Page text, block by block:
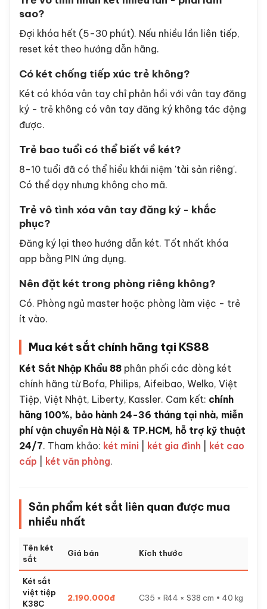
sao?
Đợi khóa hết (5-30 phút). Nếu nhiều lần liên tiếp,
reset két theo hướng dẫn hãng.
Có két chống tiếp xúc trẻ không?
Két có khóa vân tay chỉ phản hồi với vân tay đăng
ký - trẻ không có vân tay đăng ký không tác động
được.
Trẻ bao tuổi có thể biết về két?
8-10 tuổi đã có thể hiểu khái niệm 'tài sản riêng'.
Có thể dạy nhưng không cho mã.
Trẻ vô tình xóa vân tay đăng ký - khắc
phục?
Đăng ký lại theo hướng dẫn két. Tốt nhất khóa
app bằng PIN ứng dụng.
Nên đặt két trong phòng riêng không?
Có. Phòng ngủ master hoặc phòng làm việc - trẻ
ít vào.
Mua két sắt chính hãng tại KS88
Két Sắt Nhập Khẩu 88 phân phối các dòng két
chính hãng từ Bofa, Philips, Aifeibao, Welko, Việt
Tiệp, Việt Nhật, Liberty, Kassler. Cam kết: chính
hãng 100%, bảo hành 24-36 tháng tại nhà, miễn
phí vận chuyển Hà Nội & TP.HCM, hỗ trợ kỹ thuật
24/7. Tham khảo: két mini két gia đình
két cao
cấp
két văn phòng.
Sản phẩm két sắt liên quan được mua
nhiều nhất
Tên két
sắt
Giá bán Kích thước
Két sắt
việt tiệp
K38C
2.190.000đ C35 × R44 × S38 cm • 40 kg